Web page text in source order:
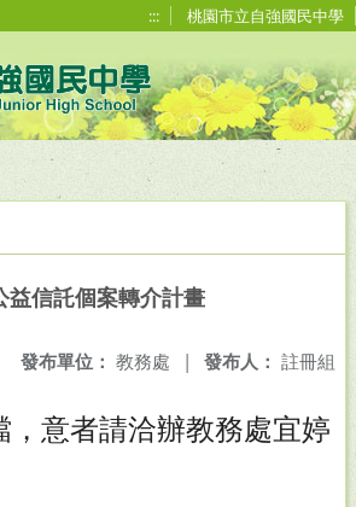
::: 桃園市立自強國民中學
益信託個案轉介計畫
發布人： 註冊組
發布單位： 教務處 |
，意者請洽辦教務處宜婷